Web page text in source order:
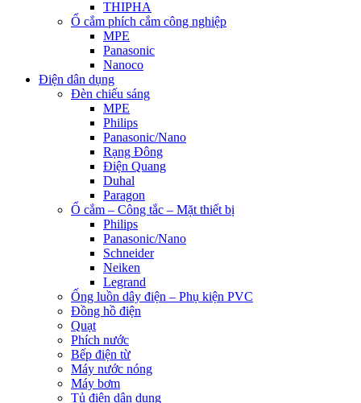
THIPHA
Ổ cắm phích cắm công nghiệp
MPE
Panasonic
Nanoco
Điện dân dụng
Đèn chiếu sáng
MPE
Philips
Panasonic/Nano
Rạng Đông
Điện Quang
Duhal
Paragon
Ổ cắm – Công tắc – Mặt thiết bị
Philips
Panasonic/Nano
Schneider
Neiken
Legrand
Ống luồn dây điện – Phụ kiện PVC
Đồng hồ điện
Quạt
Phích nước
Bếp điện từ
Máy nước nóng
Máy bơm
Tủ điện dân dụng